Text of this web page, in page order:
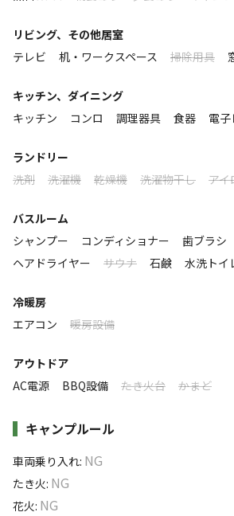
リビング、その他居室
テレビ
机・ワークスペース 掃除用具
キッチン、ダイニング
キッチン
コンロ 調理器具 食器 電子
ランドリー
洗剤
洗濯機 乾燥機 洗濯物干し アイ
バスルーム
シャンプー
コンディショナー 歯ブラシ
ヘアドライヤー
サウナ 石鹸 水洗トイ
冷暖房
エアコン
暖房設備
アウトドア
AC電源
BBQ設備 たき火台 かまど
キャンプルール
車両乗り入れ: NG
たき火: NG
花火: NG
五感を満たし
ありのままのあなたに戻る
𝗥 𝗚𝗔𝗥𝗗𝗘𝗡で
極上の癒しにココロはずむ体験を
※ペット同伴不可
標高
雰囲気
まったり
落ち着く
ソロ
10%
カップル
60 %
グループ
0%
# 初心者歓迎 #カップルにおすすめ
キャンペーン